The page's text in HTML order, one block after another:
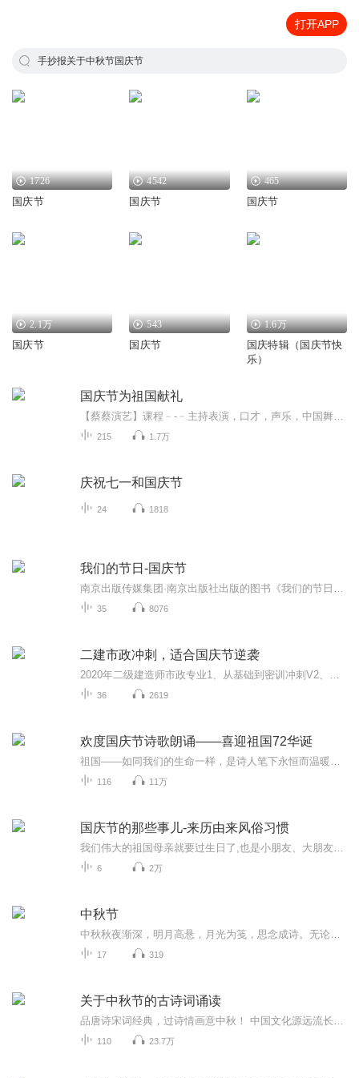
打开APP
手抄报关于中秋节国庆节
1726
国庆节
4542
国庆节
465
国庆节
2.1万
国庆节
543
国庆节
1.6万
国庆特辑（国庆节快
乐）
国庆节为祖国献礼
215 1.7万
庆祝七一和国庆节
24 1818
我们的节日-国庆节
35 8076
二建市政冲刺，适合国庆节逆袭
36 2619
欢度国庆节诗歌朗诵——喜迎祖国72华诞
116 11万
国庆节的那些事儿-来历由来风俗习惯
6 2万
中秋节
17 319
关于中秋节的古诗词诵读
110 23.7万